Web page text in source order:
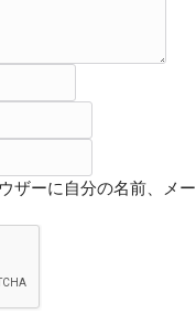
ザーに自分の名前、メ